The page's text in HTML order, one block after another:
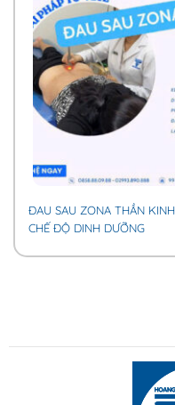
ĐAU SAU ZONA THẦN
CHẾ ĐỘ DINH DƯỠNG